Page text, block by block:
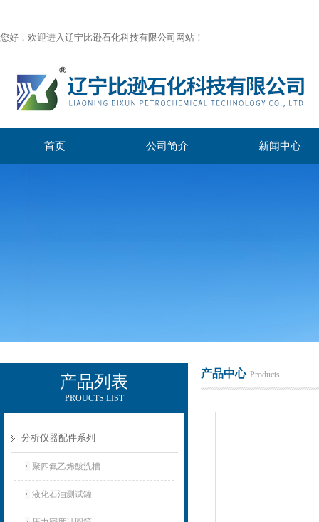
您好，欢迎进入辽宁比逊石化科技有限公司网站！
首页 公司简介 新闻中心
产品列表
PROUCTS LIST
分析仪器配件系列
聚四氟乙烯酸洗槽
液化石油测试罐
产品中心 Products